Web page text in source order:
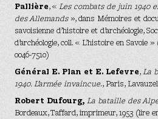
Pallière, « Les combats de juin 1940
des Allemands», dans Mémoires et
savoisienne d’histoire et d’archéologie,
d’archéologie, coll. « L’histoire en Savoie
0046-7510)
Général E. Plan et E. Lefevre,La
1940. L’armée invaincue., Paris,
Robert Dufourg, La bataille des
Bordeaux, Taffard, imprimeur, 1953 (lire